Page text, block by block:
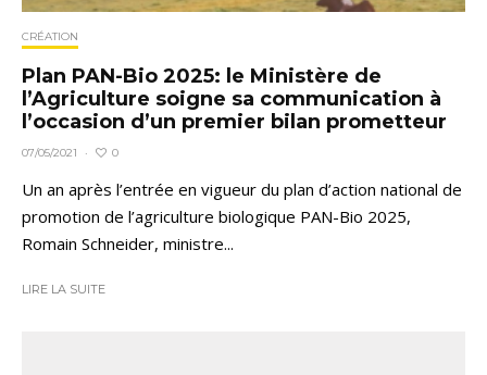
CRÉATION
Plan PAN-Bio 2025: le Ministère de
l’Agriculture soigne sa communication à
l’occasion d’un premier bilan prometteur
07/05/2021 · 0
Un an après l’entrée en vigueur du plan d’action national de
promotion de l’agriculture biologique PAN-Bio 2025,
Romain Schneider, ministre...
LIRE LA SUITE